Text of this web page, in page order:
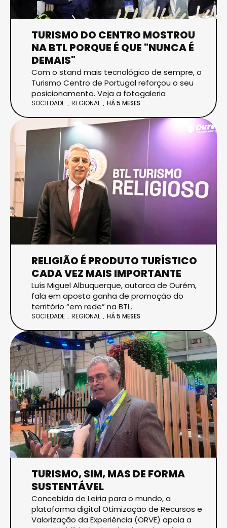
TURISMO DO CENTRO MOSTROU
NA BTL PORQUE É QUE "NUNCA É
DEMAIS"
Com o stand mais tecnológico de sempre, o
Turismo Centro de Portugal reforçou o seu
posicionamento. Veja a fotogaleria
SOCIEDADE REGIONAL HÁ 5 MESES
RELIGIÃO É PRODUTO TURÍSTICO
CADA VEZ MAIS IMPORTANTE
Luís Miguel Albuquerque, autarca de Ourém,
fala em aposta ganha de promoção do
território “em rede” na BTL.
SOCIEDADE REGIONAL HÁ 5 MESES
TURISMO, SIM, MAS DE FORMA
SUSTENTÁVEL
Concebida de Leiria para o mundo, a
plataforma digital Otimização de Recursos e
Valorização da Experiência (ORVE) apoia a